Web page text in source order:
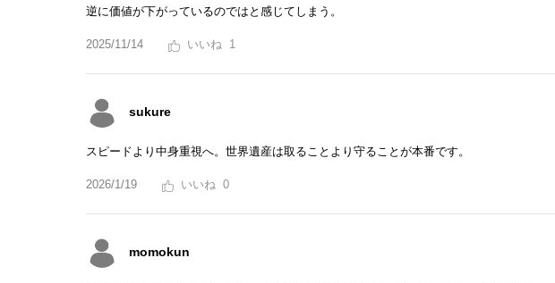
逆に価値が下がっているのではと感じてしまう。
2025/11/14 1
sukure
スピードより中身重視へ。世界遺産は取ることより守ることが本番です。
2026/1/19 0
momokun